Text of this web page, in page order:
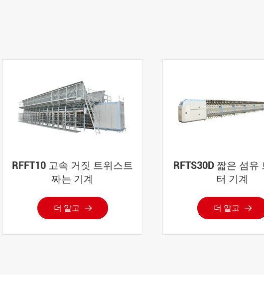
RFFT10 고속 거짓 트위스트
짜는 기계
더 알고 
RFTS30D 짧은 섬유
터 기계
더 알고 